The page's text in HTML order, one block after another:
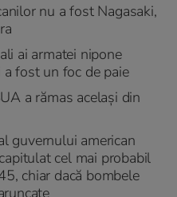
nu a fost Nagasaki,
ai armatei nipone
fost un foc de paie
a rămas același din
guvernului american
cel mai probabil
chiar dacă bombele